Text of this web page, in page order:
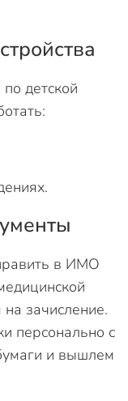
детской
в ИМО
зачисление.
персонально с
и вышлем